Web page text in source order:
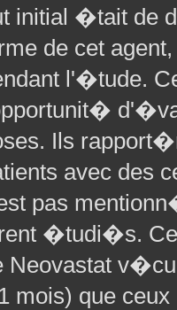
initial �tait
de cet
l'�tude.
Ils
avec des
pas
�tudi�s.
Neovastat
mois) que